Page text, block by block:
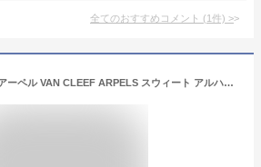
全てのおすすめコメント (1件) >
ヴァンクリーフ&アーペル VAN CLEEF ARPELS スウィート アルハンブラ ウォッチ VCARO8SF00 新品 時計 レディース